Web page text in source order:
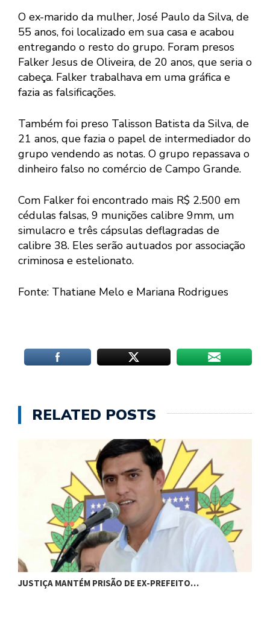
O ex-marido da mulher, José Paulo da Silva, de
55 anos, foi localizado em sua casa e acabou
entregando o resto do grupo. Foram presos
Falker Jesus de Oliveira, de 20 anos, que seria o
cabeça. Falker trabalhava em uma gráfica e
fazia as falsificações.
Também foi preso Talisson Batista da Silva, de
21 anos, que fazia o papel de intermediador do
grupo vendendo as notas. O grupo repassava o
dinheiro falso no comércio de Campo Grande.
Com Falker foi encontrado mais R$ 2.500 em
cédulas falsas, 9 munições calibre 9mm, um
simulacro e três cápsulas deflagradas de
calibre 38. Eles serão autuados por associação
criminosa e estelionato.
Fonte: Thatiane Melo e Mariana Rodrigues
RELATED POSTS
JUSTIÇA MANTÉM PRISÃO DE EX-PREFEITO…